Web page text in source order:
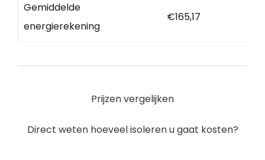
Gemiddelde
energierekening
€165,17
Prijzen vergelijken
Direct weten hoeveel isoleren u gaat kosten?